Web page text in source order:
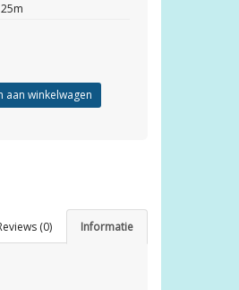
aan winkelwagen
Informatie
(0)